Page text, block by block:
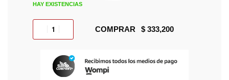
HAY EXISTENCIAS
COMPRAR